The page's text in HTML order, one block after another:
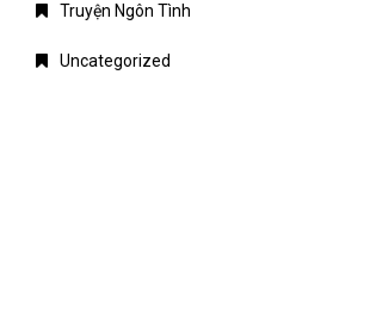
Truyện Ngôn Tình
Uncategorized